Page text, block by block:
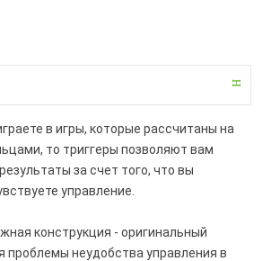
в игры, которые рассчитаны на
то триггеры позволяют вам
за счет того, что вы
управление.
конструкция - оригинальный
проблемы неудобства управления в